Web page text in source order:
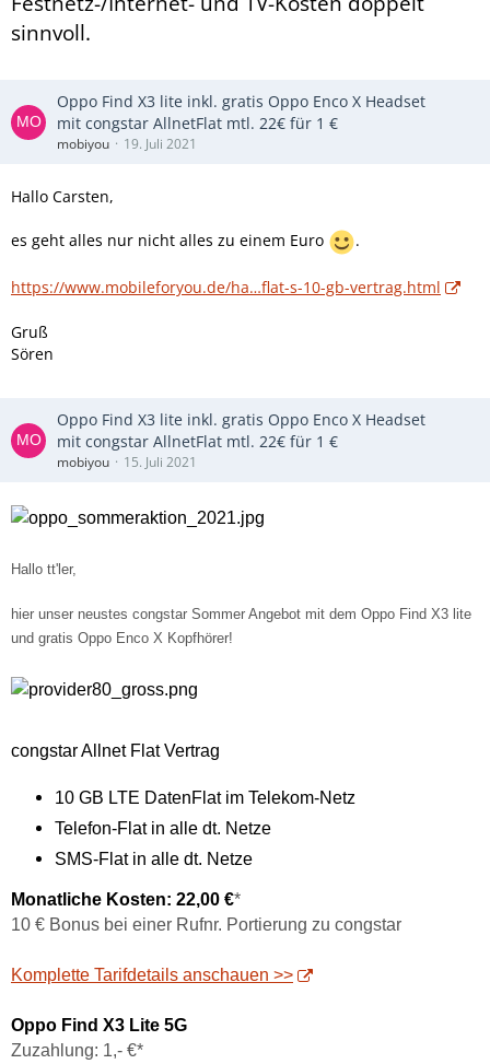
sinnvoll.
Oppo Find X3 lite inkl. gratis Oppo Enco X Headset
mit congstar AllnetFlat mtl. 22€ für 1 €
mobiyou 19. Juli 2021
Hallo Carsten,
es geht alles nur nicht alles zu einem Euro .
https://www.mobileforyou.de/ha…flat-s-10-gb-vertrag.html
Gruß
Sören
Oppo Find X3 lite inkl. gratis Oppo Enco X Headset
mit congstar AllnetFlat mtl. 22€ für 1 €
mobiyou 15. Juli 2021
Hallo tt'ler,
hier unser neustes congstar Sommer Angebot mit dem Oppo Find X3 lite
und gratis Oppo Enco X Kopfhörer!
congstar Allnet Flat Vertrag
10 GB LTE DatenFlat im Telekom-Netz
Telefon-Flat in alle dt. Netze
SMS-Flat in alle dt. Netze
Monatliche Kosten: 22,00 €*
10 € Bonus bei einer Rufnr. Portierung zu congstar
Komplette Tarifdetails anschauen >>
Oppo Find X3 Lite 5G
Zuzahlung: 1,- €*